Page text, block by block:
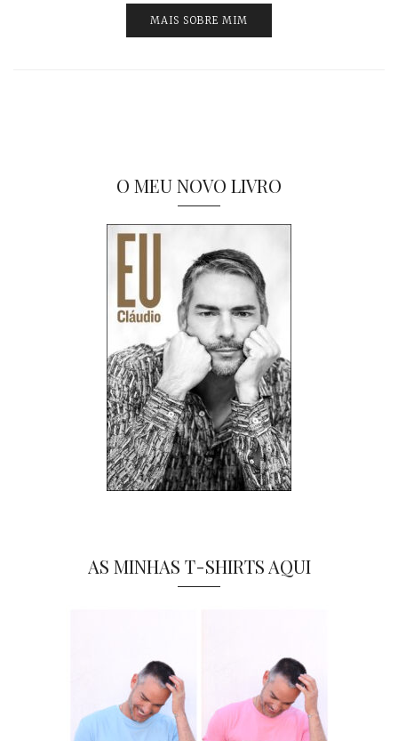
MAIS SOBRE MIM
O MEU NOVO LIVRO
AS MINHAS T-SHIRTS AQUI